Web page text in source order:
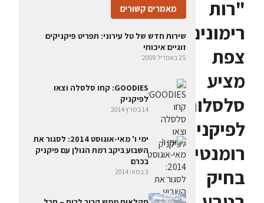
"רות
רימונים"
צפת
מציע
סלסלות
לפיקניקים
רומנטיים
בחיק
מאמרים קשורים
שירות חדש של טל עירוני: תפריט פיקניקים
זוגיים איכותי
25 באפריל 2009
GOODIES: קחו סלסלה וצאו
לפיקניק
14 במרץ 2014
ימי ו' מאי-אוגוסט 2014: לסגור את
השבוע ביקב רמת הגולן עם פיקניק
בכרם
3 במאי 2014